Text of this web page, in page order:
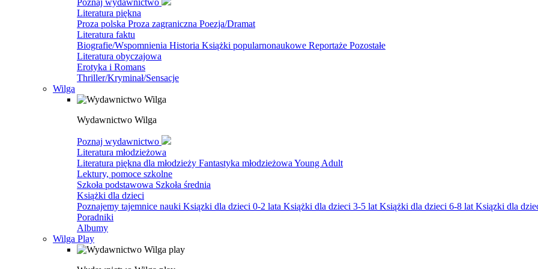
Poznaj wydawnictwo
Literatura piękna
Proza polska Proza zagraniczna Poezja/Dramat
Literatura faktu
Biografie/Wspomnienia Historia Książki popularnonaukowe Reportaże Pozostałe
Literatura obyczajowa
Erotyka i Romans
Thriller/Kryminał/Sensacje
Wilga
Wydawnictwo Wilga
Poznaj wydawnictwo
Literatura młodzieżowa
Literatura piękna dla młodzieży Fantastyka młodzieżowa Young Adult
Lektury, pomoce szkolne
Szkoła podstawowa Szkoła średnia
Książki dla dzieci
Poznajemy tajemnice nauki Ksiązki dla dzieci 0-2 lata Książki dla dzieci 3-5 lat Książki dla dzieci 6-8 lat Ksiązki dla
Poradniki
Albumy
Wilga Play